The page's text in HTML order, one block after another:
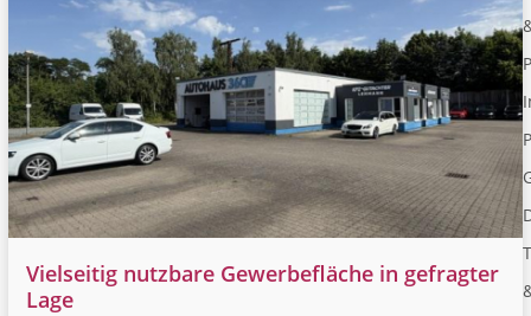
Vielseitig nutzbare Gewerbefläche in gefragter
Lage